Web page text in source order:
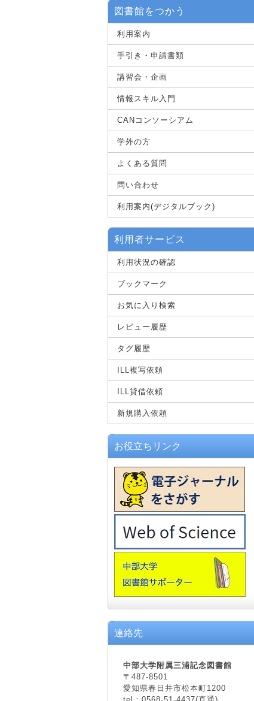
図書館をつかう
利用案内
手引き・申請書類
講習会・企画
情報スキル入門
CANコンソーシアム
学外の方
よくある質問
問い合わせ
利用案内(デジタルブック)
利用者サービス
利用状況の確認
ブックマーク
お気に入り検索
レビュー履歴
タグ履歴
ILL複写依頼
ILL貸借依頼
新規購入依頼
お役立ちリンク
連絡先
中部大学附属三浦記念図書館
〒487-8501
愛知県春日井市松本町1200